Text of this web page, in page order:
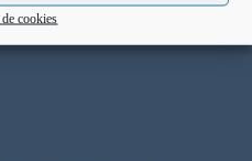
cookies